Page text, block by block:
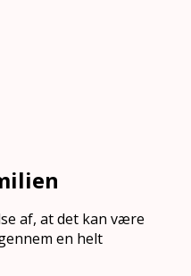
af, at det kan være
en helt